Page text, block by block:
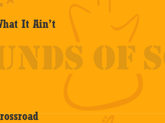
It Ain’t